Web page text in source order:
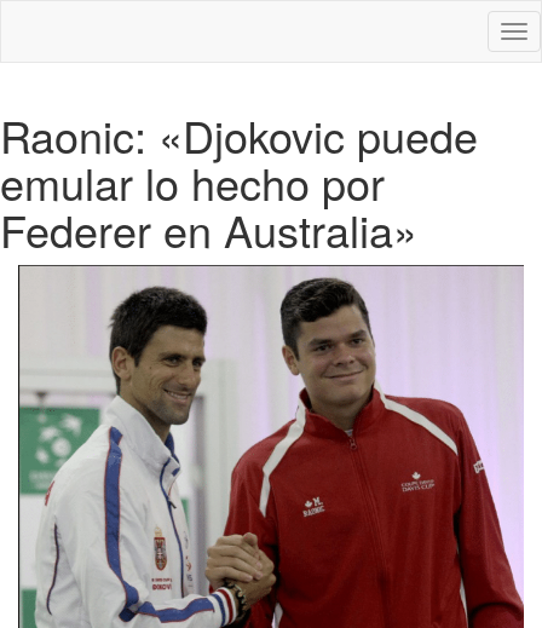
Raonic: «Djokovic puede
emular lo hecho por
Federer en Australia»